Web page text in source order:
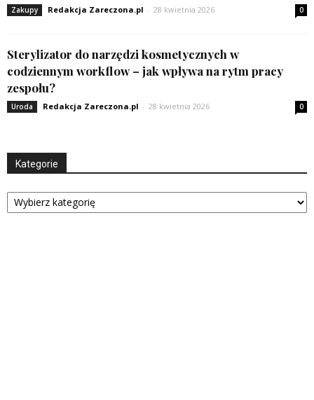
Zakupy Redakcja Zareczona.pl - 28 kwietnia 2026 0
Sterylizator do narzędzi kosmetycznych w
codziennym workflow – jak wpływa na rytm pracy
zespołu?
Uroda Redakcja Zareczona.pl - 28 kwietnia 2026 0
Kategorie
Kategorie